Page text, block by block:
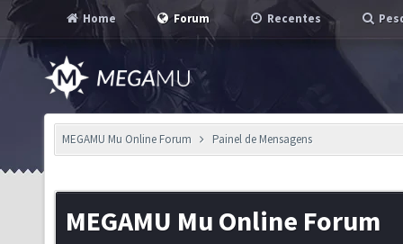
Home Forum Recentes
MEGAMU Mu Online Forum Painel de Mensagens
MEGAMU Mu Online Forum